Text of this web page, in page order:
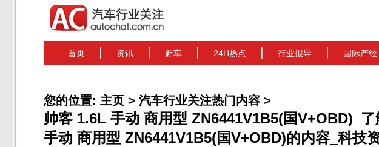
首页 资讯 新车 24H热点 行业报导 国际产经
您的位置: 主页 > 汽车行业关注热门内容 >
帅客 1.6L 手动 商用型 ZN6441V1B5(国V+OBD)_
手动 商用型 ZN6441V1B5(国V+OBD)的内容_科技